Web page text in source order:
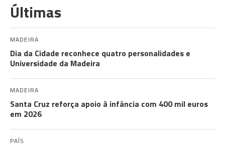
Últimas
MADEIRA
Dia da Cidade reconhece quatro personalidades e
Universidade da Madeira
MADEIRA
Santa Cruz reforça apoio à infância com 400 mil euros
em 2026
PAÍS